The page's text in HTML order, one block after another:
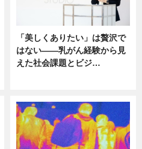
「美しくありたい」は贅沢で
はない――乳がん経験から見
えた社会課題とビジ…